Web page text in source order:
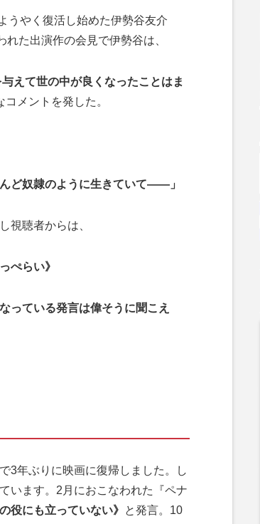
うやく復活し始めた伊勢谷友介
れた出演作の会見で伊勢谷は、
えて世の中が良くなったことはま
メントを発した。
ど奴隷のように生きていて――」
視聴者からは、
ぺらい》
っている発言は偉そうに聞こえ
3年ぶりに映画に復帰しました。し
います。2月におこなわれた『ペナ
の役にも立っていない》 と発言。10